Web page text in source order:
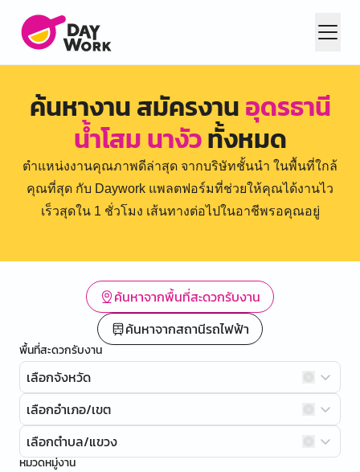
ค้นหางาน สมัครงานอุดรธานี
น้ำโสม นางัวทั้งหมด
ตำแหน่งงานคุณภาพดีล่าสุด จากบริษัทชั้นนำ ในพื้นที่ใกล้
คุณที่สุด กับ Daywork แพลตฟอร์มที่ช่วยให้คุณได้งานไว
เร็วสุดใน 1 ชั่วโมง เส้นทางต่อไปในอาชีพรอคุณอยู่
ค้นหาจากพื้นที่สะดวกรับงาน
ค้นหาจากสถานีรถไฟฟ้า
พื้นที่สะดวกรับงาน
เลือกจังหวัด
เลือกอำเภอ/เขต
เลือกตำบล/แขวง
หมวดหมู่งาน